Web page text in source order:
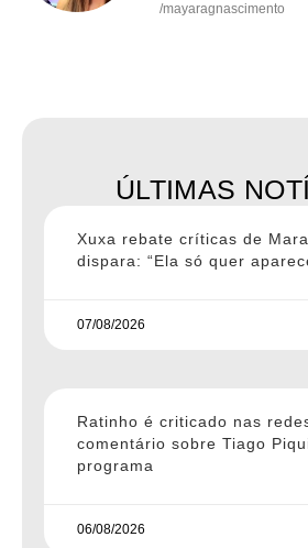
/mayaragnascimento
ÚLTIMAS
Xuxa rebate críticas de
dispara: “Ela só quer
07/08/2026
Ratinho é criticado nas
comentário sobre Tiago
programa
06/08/2026